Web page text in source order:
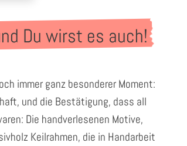
Du wirst es auch!
immer ganz besonderer Moment:
und die Bestätigung, dass all
Die handverlesenen Motive,
Keilrahmen, die in Handarbeit